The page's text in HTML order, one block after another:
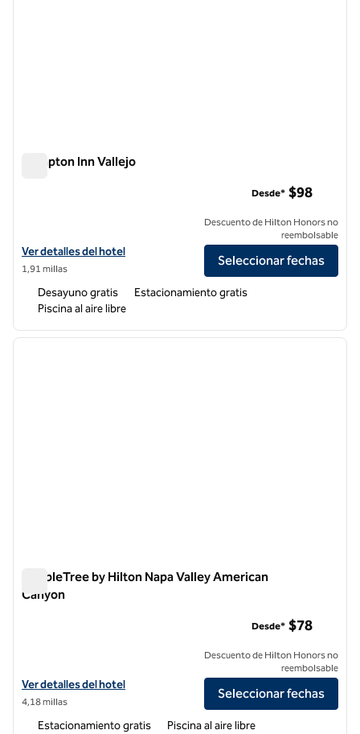
Hampton Inn Vallejo
Ver detalles del hotel Hampton Inn Vallejo
Ver detalles del hotel
1,91 millas
Desde* $98
Descuento de Hilton Honors no
reembolsable
Seleccionar fechas
Desayuno gratis
Estacionamiento gratis
Piscina al aire libre
1 de 11
DoubleTree by Hilton Napa Valley American
Canyon
Ver detalles del hotel DoubleTree by Hilton Napa Valley American
Ver detalles del hotel
4,18 millas
Desde* $78
Descuento de Hilton Honors no
reembolsable
Seleccionar fechas
Estacionamiento gratis Piscina al aire libre